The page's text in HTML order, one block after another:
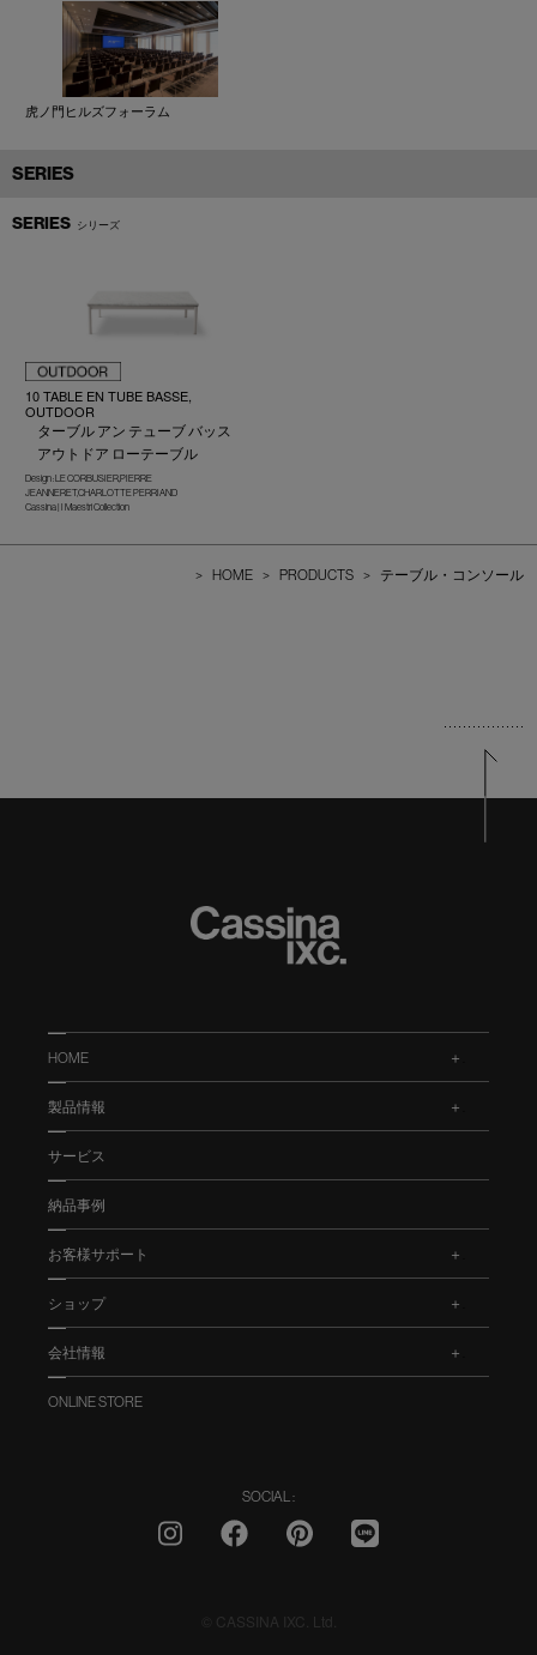
虎ノ門ヒルズフォーラム
SERIES
SERIES シリーズ
10 TABLE EN TUBE BASSE,
OUTDOOR
ターブル アン テューブ バッス
アウトドア ローテーブル
Design : LE CORBUSIER,PIERRE
JEANNERET,CHARLOTTE PERRIAND
Cassina | I Maestri Collection
> HOME > PRODUCTS > テーブル・コンソール
HOME
製品情報
サービス
納品事例
お客様サポート
ショップ
会社情報
ONLINE STORE
SOCIAL :
© CASSINA IXC. Ltd.